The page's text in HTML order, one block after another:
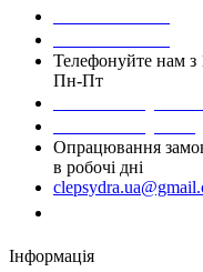
Телефонуйте нам з
Пн-Пт
Опрацювання
в робочі дні
Інформація